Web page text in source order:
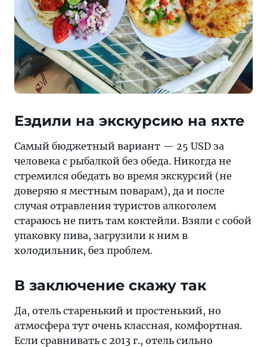
Ездили на экскурсию на яхте
Самый бюджетный вариант — 25 USD за
человека с рыбалкой без обеда. Никогда не
стремился обедать во время экскурсий (не
доверяю я местным поварам), да и после
случая отравления туристов алкоголем
стараюсь не пить там коктейли. Взяли с собой
упаковку пива, загрузили к ним в
холодильник, без проблем.
В заключение скажу так
Да, отель старенький и простенький, но
атмосфера тут очень классная, комфортная.
Если сравнивать с 2013 г., отель сильно